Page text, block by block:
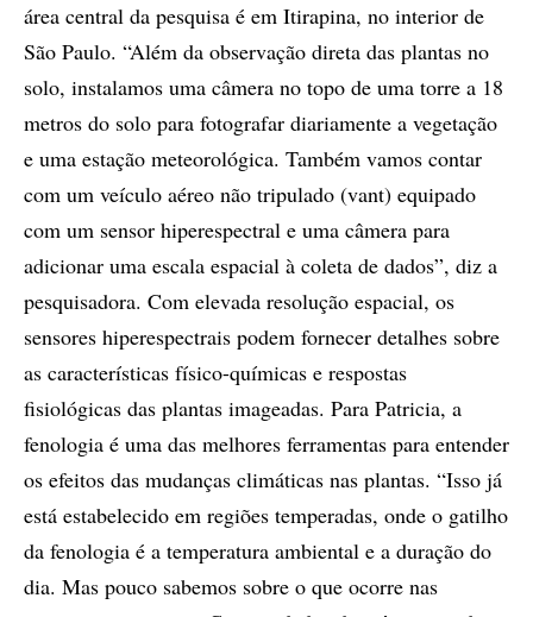
área central da pesquisa é em Itirapina, no interior de
São Paulo. “Além da observação direta das plantas no
solo, instalamos uma câmera no topo de uma torre a 18
metros do solo para fotografar diariamente a vegetação
e uma estação meteorológica. Também vamos contar
com um veículo aéreo não tripulado (vant) equipado
com um sensor hiperespectral e uma câmera para
adicionar uma escala espacial à coleta de dados”, diz a
pesquisadora. Com elevada resolução espacial, os
sensores hiperespectrais podem fornecer detalhes sobre
as características físico-químicas e respostas
fisiológicas das plantas imageadas. Para Patricia, a
fenologia é uma das melhores ferramentas para entender
os efeitos das mudanças climáticas nas plantas. “Isso já
está estabelecido em regiões temperadas, onde o gatilho
da fenologia é a temperatura ambiental e a duração do
dia. Mas pouco sabemos sobre o que ocorre nas